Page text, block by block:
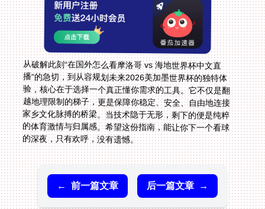
从破解此刻“在国外怎么看摩洛哥 vs 海地世界杯中文直
播”的急切，到从容规划未来2026美加墨世界杯的独特体
验，核心在于选择一个真正懂你需求的工具。它不仅是翻
越地理限制的梯子，更是保障你稳定、安全、自由地连接
家乡文化脉搏的桥梁。当技术隐于无形，剩下的便是纯粹
的体育激情与归属感。希望这份指南，能让你下一个看球
的深夜，只有欢呼，没有遗憾。
← 前一篇文章 后一篇文章 →